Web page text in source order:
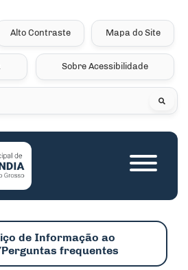
atalhos e
Alto Contraste Mapa do Site
Sobre Acessibilidade
de Informação ao
frequentes
menu